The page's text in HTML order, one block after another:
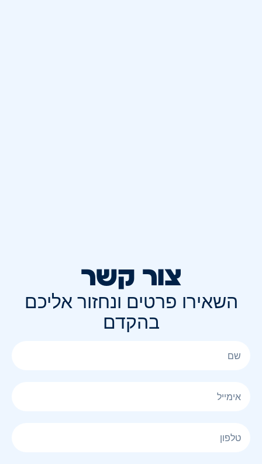
צור קשר
השאירו פרטים ונחזור אליכם
בהקדם